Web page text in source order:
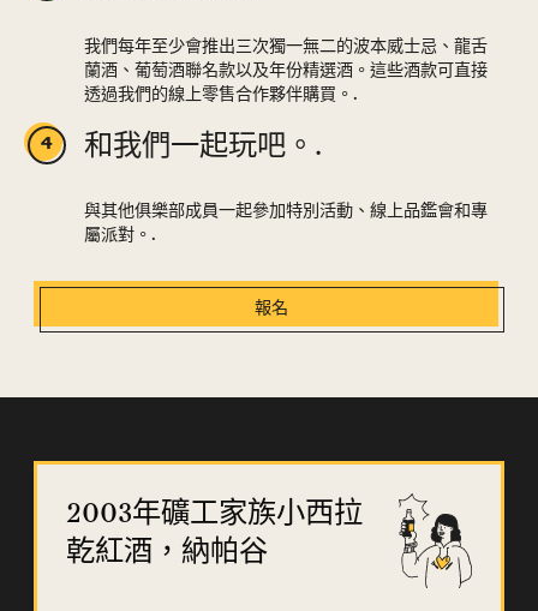
我們每年至少會推出三次獨一無二的波本威士忌、龍舌
蘭酒、葡萄酒聯名款以及年份精選酒。這些酒款可直接
透過我們的線上零售合作夥伴購買。.
和我們一起玩吧。.
與其他俱樂部成員一起參加特別活動、線上品鑑會和專
屬派對。.
報名
2003年礦工家族小西拉
乾紅酒，納帕谷